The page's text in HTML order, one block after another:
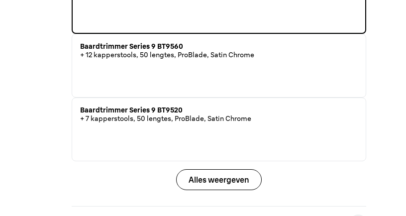
Baardtrimmer Series 9 BT9560
+ 12 kapperstools, 50 lengtes, ProBlade, Satin Chrome
Baardtrimmer Series 9 BT9520
+ 7 kapperstools, 50 lengtes, ProBlade, Satin Chrome
Alles weergeven